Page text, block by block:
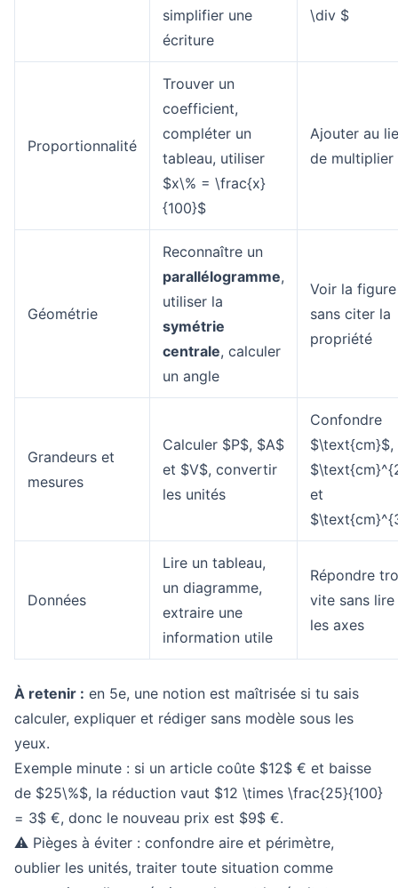
simplifier une
écriture
\div $
Proportionnalité
Trouver un
coefficient,
compléter un
tableau, utiliser
$x\% = \frac{x}
{100}$
Ajouter au
de multiplier
Géométrie
Reconnaître un
parallélogramme,
utiliser la
symétrie
centrale, calculer
un angle
Voir la figure
sans citer la
propriété
Grandeurs et
mesures
Calculer $P$, $A$
et $V$, convertir
les unités
Confondre
$\text{cm}$,
et
Données
Lire un tableau,
un diagramme,
extraire une
information utile
Répondre
vite sans lire
les axes
À retenir : en 5e, une notion est maîtrisée si tu sais
calculer, expliquer et rédiger sans modèle sous les
yeux.
Exemple minute : si un article coûte $12$ € et baisse
de $25\%$, la réduction vaut $12 \times \frac{25}{100}
= 3$ €, donc le nouveau prix est $9$ €.
⚠️ Pièges à éviter : confondre aire et périmètre,
oublier les unités, traiter toute situation comme